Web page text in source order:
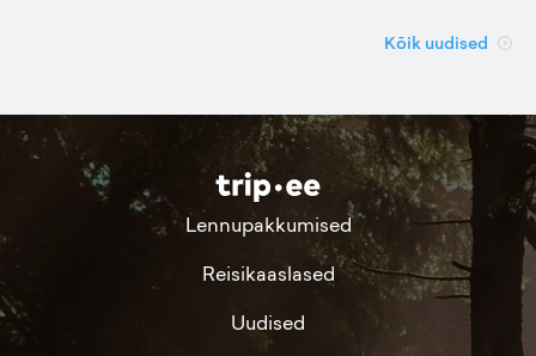
Kõik uudised
Lennupakkumised
Reisikaaslased
Uudised